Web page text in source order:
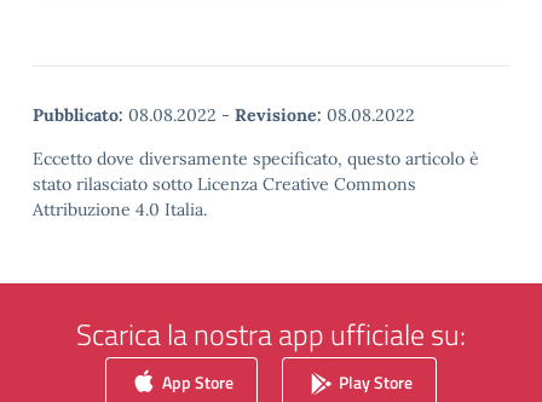
Pubblicato: 08.08.2022 - Revisione: 08.08.2022
Eccetto dove diversamente specificato, questo articolo è
stato rilasciato sotto Licenza Creative Commons
Attribuzione 4.0 Italia.
Scarica la nostra app ufficiale su:
App Store Play Store